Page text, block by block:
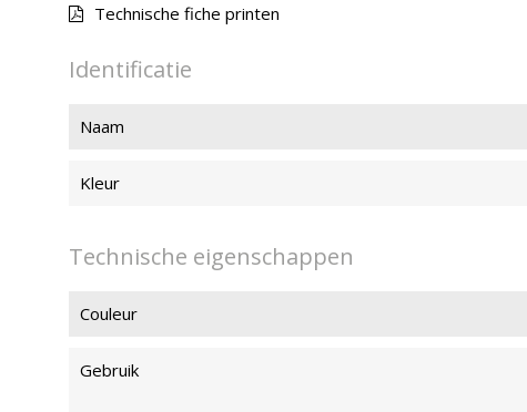
Technische fiche printen
Identificatie
Naam
Kleur
Technische eigenschappen
Couleur
Gebruik